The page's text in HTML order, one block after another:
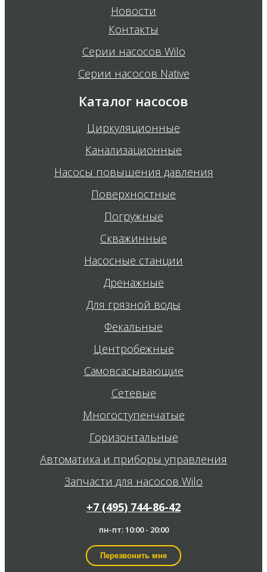
Новости
Контакты
Серии насосов Wilo
Серии насосов Native
Каталог насосов
Циркуляционные
Канализационные
Насосы повышения давления
Поверхностные
Погружные
Скважинные
Насосные станции
Дренажные
Для грязной воды
Фекальные
Центробежные
Самовсасывающие
Сетевые
Многоступенчатые
Горизонтальные
Автоматика и приборы управления
Запчасти для насосов Wilo
+7 (495) 744-86-42
пн-пт: 10:00 - 20:00
Перезвонить мне